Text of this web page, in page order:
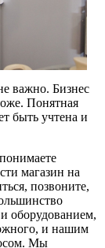
важно. Бизнес
Понятная
быть учтена и
магазин на
позвоните,
оборудованием,
и нашим
Мы